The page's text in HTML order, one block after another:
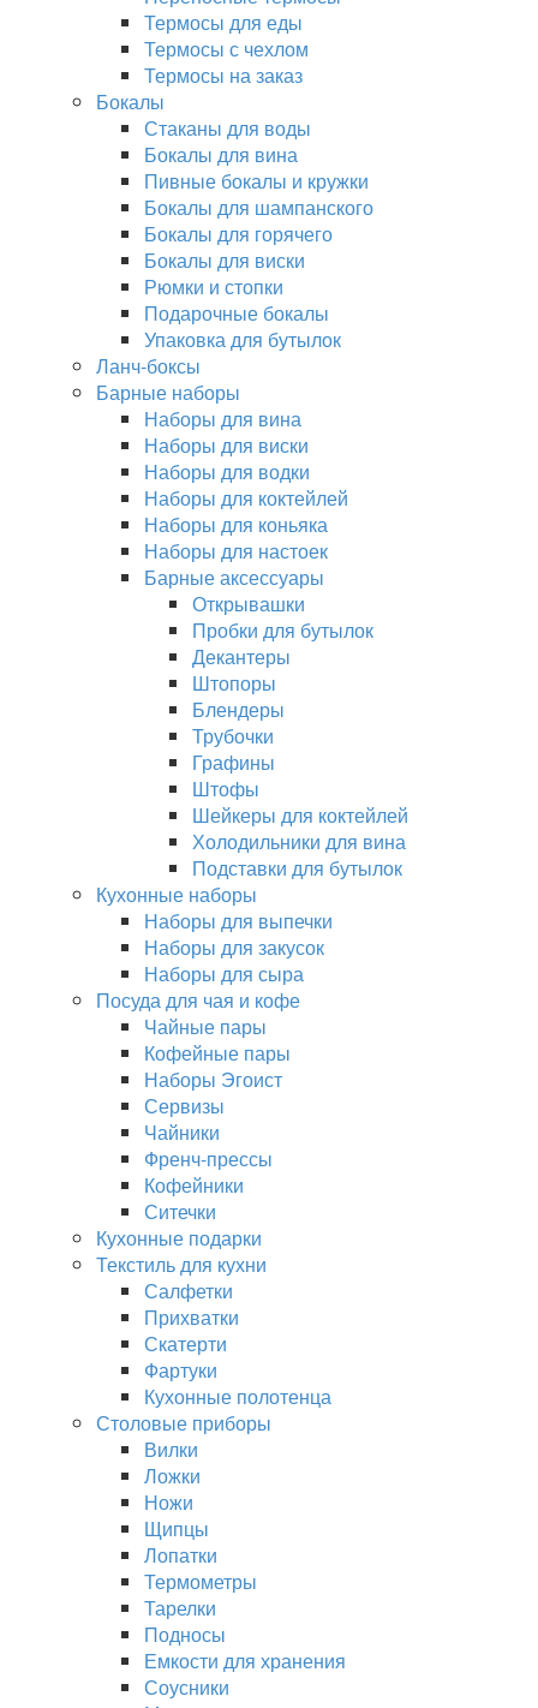
Термосы для еды
Термосы с чехлом
Термосы на заказ
Бокалы
Стаканы для воды
Бокалы для вина
Пивные бокалы и кружки
Бокалы для шампанского
Бокалы для горячего
Бокалы для виски
Рюмки и стопки
Подарочные бокалы
Упаковка для бутылок
Ланч-боксы
Барные наборы
Наборы для вина
Наборы для виски
Наборы для водки
Наборы для коктейлей
Наборы для коньяка
Наборы для настоек
Барные аксессуары
Открывашки
Пробки для бутылок
Декантеры
Штопоры
Блендеры
Трубочки
Графины
Штофы
Шейкеры для коктейлей
Холодильники для вина
Подставки для бутылок
Кухонные наборы
Наборы для выпечки
Наборы для закусок
Наборы для сыра
Посуда для чая и кофе
Чайные пары
Кофейные пары
Наборы Эгоист
Сервизы
Чайники
Френч-прессы
Кофейники
Ситечки
Кухонные подарки
Текстиль для кухни
Салфетки
Прихватки
Скатерти
Фартуки
Кухонные полотенца
Столовые приборы
Вилки
Ложки
Ножи
Щипцы
Лопатки
Термометры
Тарелки
Подносы
Емкости для хранения
Соусники